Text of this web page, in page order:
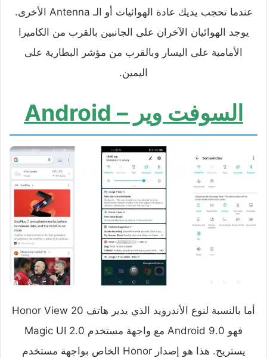
عندما تحجب يديك عادة الهوائيات أو الـ Antenna الأخرى.
يوجد الهوائيان الآخران على الجانبين بالقرب من الكاميرا
الأمامية على اليسار وبالقرب من مؤشر البطارية على
اليمين.
السوفت وير – Android
أما بالنسبة لنوع الأندرويد الذي يدير هاتف Honor View 20
فهو Android 9.0 مع واجهة مستخدم Magic UI 2.0
يستريح. هذا هو إصدار Honor الخاص بواجهة مستخدم